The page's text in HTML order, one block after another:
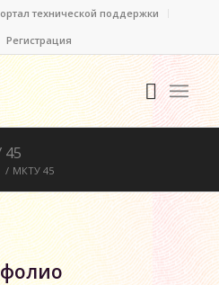
технической поддержки
Регистрация
45
/ МКТУ 45